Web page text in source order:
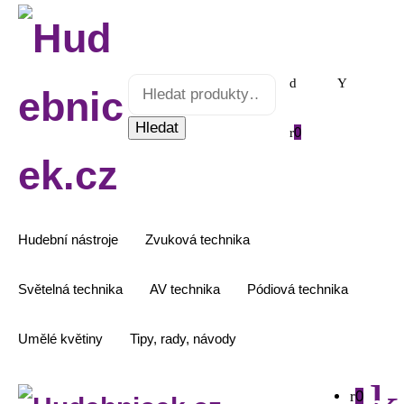
Hledat:
Hledat 0
Hudební nástroje Zvuková technika
Světelná technika AV technika Pódiová technika
Umělé květiny Tipy, rady, návody
0